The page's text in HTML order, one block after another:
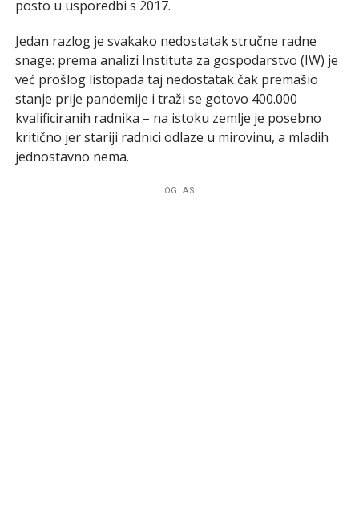
posto u usporedbi s 2017.
Jedan razlog je svakako nedostatak stručne radne
snage: prema analizi Instituta za gospodarstvo (IW) je
već prošlog listopada taj nedostatak čak premašio
stanje prije pandemije i traži se gotovo 400.000
kvalificiranih radnika – na istoku zemlje je posebno
kritično jer stariji radnici odlaze u mirovinu, a mladih
jednostavno nema.
OGLAS